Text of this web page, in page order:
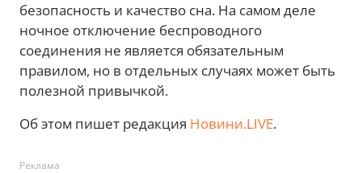
безопасность и качество сна. На самом деле
ночное отключение беспроводного
соединения не является обязательным
правилом, но в отдельных случаях может быть
полезной привычкой.
Об этом пишет редакция Новини.LIVE.
Реклама